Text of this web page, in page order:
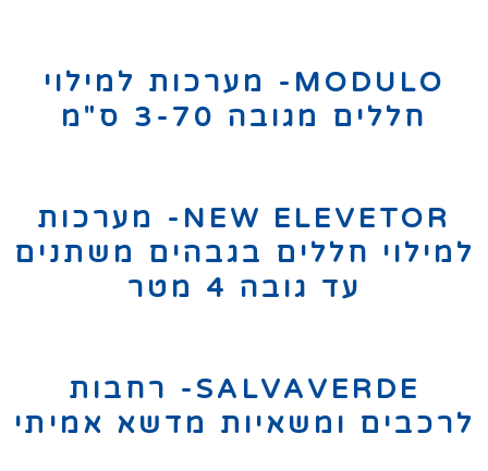
MODULO- מערכות למילוי
חללים מגובה 3-70 ס"מ
NEW ELEVETOR- מערכות
למילוי חללים בגבהים משתנים
עד גובה 4 מטר
SALVAVERDE- רחבות
לרכבים ומשאיות מדשא אמיתי